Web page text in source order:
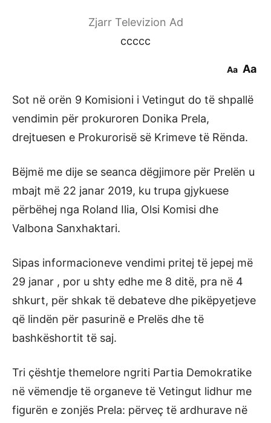
Zjarr Televizion Ad
ccccc
Aa Aa
Sot në orën 9 Komisioni i Vetingut do të shpallë
vendimin për prokuroren Donika Prela,
drejtuesen e Prokurorisë së Krimeve të Rënda.
Bëjmë me dije se seanca dëgjimore për Prelën u
mbajt më 22 janar 2019, ku trupa gjykuese
përbëhej nga Roland Ilia, Olsi Komisi dhe
Valbona Sanxhaktari.
Sipas informacioneve vendimi pritej të jepej më
29 janar , por u shty edhe me 8 ditë, pra në 4
shkurt, për shkak të debateve dhe pikëpyetjeve
që lindën për pasurinë e Prelës dhe të
bashkëshortit të saj.
Tri çështje themelore ngriti Partia Demokratike
në vëmendje të organeve të Vetingut lidhur me
figurën e zonjës Prela: përveç të ardhurave në